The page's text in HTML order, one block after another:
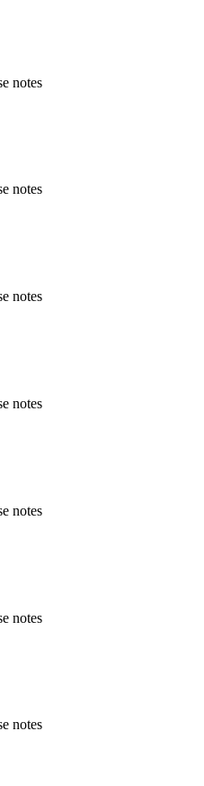
notes
notes
notes
notes
notes
notes
notes